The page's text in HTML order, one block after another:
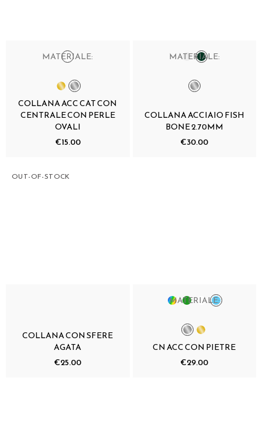
MATERIALE:
COLLANA ACC CAT CON
CENTRALE CON PERLE
OVALI
€15.00
MATERIALE:
COLLANA ACCIAIO FISH
BONE 2.70MM
€30.00
OUT-OF-STOCK
COLLANA CON SFERE
AGATA
€25.00
MATERIALE:
CN ACC CON PIETRE
€29.00